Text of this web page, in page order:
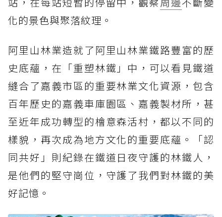
化的景色與聚落紋理。
阿里山林業造就了阿里山林業鐵路豐富的歷
史底蘊，在「重塑林鐵」中，可以看見鐵道
縫合了嘉義市區的重要林業文化資源，包含
百年歷史的嘉義車庫園區、嘉義製材所，甚
至近年成功轉型的檜意森活村，都以不同的
樣貌，再次成為地方文化的重要底蘊。「認
同共好」則紀錄在鐵道日夜守護的林鐵人，
是他們的堅守崗位，守護了我們對林鐵的美
好記憶。